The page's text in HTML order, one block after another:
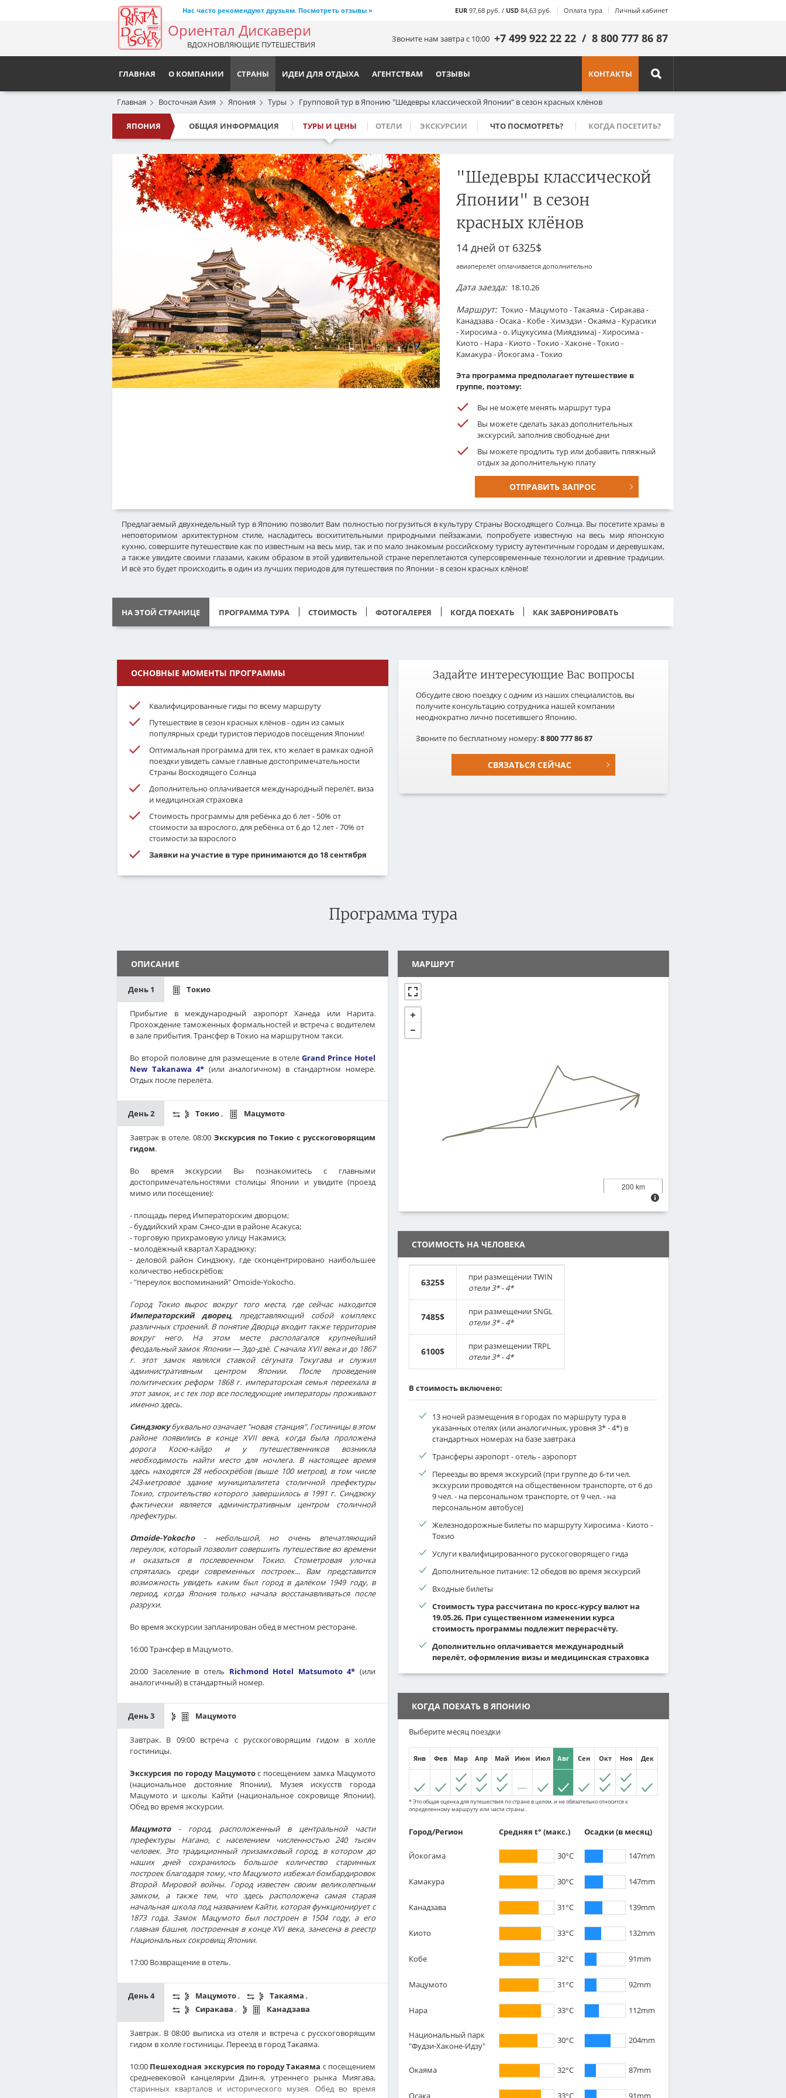
Главная Восточная Азия Япония Туры Групповой тур в Японию "Шедевры классической Японии" в сезон красных клёнов
ЯПОНИЯ ОБЩАЯ ИНФОРМАЦИЯ ТУРЫ И ЦЕНЫ ОТЕЛИ ЭКСКУРСИИ ЧТО ПОСМОТРЕТЬ? КОГДА ПОСЕТИТЬ?
"Шедевры классической
Японии" в сезон
красных клёнов
14 дней от 6325$
авиаперелёт оплачивается дополнительно
Дата заезда: 18.10.26
Маршрут: Токио - Мацумото - Такаяма - Сиракава -
Канадзава - Осака - Кобе - Химэдзи - Окаяма - Курасики
- Хиросима - о. Ицукусима (Миядзима) - Хиросима -
Киото - Нара - Киото - Токио - Хаконе - Токио -
Камакура - Йокогама - Токио
Эта программа предполагает путешествие в
группе, поэтому:
Вы не можете менять маршрут тура
Вы можете сделать заказ дополнительных
экскурсий, заполнив свободные дни
Вы можете продлить тур или добавить пляжный
отдых за дополнительную плату
ОТПРАВИТЬ ЗАПРОС
Предлагаемый двухнедельный тур в Японию позволит Вам полностью погрузиться в культуру Страны Восходящего Солнца. Вы посетите храмы в
неповторимом архитектурном стиле, насладитесь восхитительными природными пейзажами, попробуете известную на весь мир японскую
кухню, совершите путешествие как по известным на весь мир, так и по мало знакомым российскому туристу аутентичным городам и деревушкам,
а также увидите своими глазами, каким образом в этой удивительной стране переплетаются суперсовременные технологии и древние традиции.
И всё это будет происходить в один из лучших периодов для путешествия по Японии - в сезон красных клёнов!
НА ЭТОЙ СТРАНИЦЕ ПРОГРАММА ТУРА СТОИМОСТЬ ФОТОГАЛЕРЕЯ КОГДА ПОЕХАТЬ КАК ЗАБРОНИРОВАТЬ
ОСНОВНЫЕ МОМЕНТЫ ПРОГРАММЫ
Квалифицированные гиды по всему маршруту
Путешествие в сезон красных клёнов - один из самых
популярных среди туристов периодов посещения Японии!
Оптимальная программа для тех, кто желает в рамках одной
поездки увидеть самые главные достопримечательности
Страны Восходящего Солнца
Дополнительно оплачивается международный перелёт, виза
и медицинская страховка
Стоимость программы для ребёнка до 6 лет - 50% от
стоимости за взрослого, для ребёнка от 6 до 12 лет - 70% от
стоимости за взрослого
Заявки на участие в туре принимаются до 18 сентября
Задайте интересующие Вас вопросы
Обсудите свою поездку с одним из наших специалистов, вы
получите консультацию сотрудника нашей компании
неоднократно лично посетившего Японию.
Звоните по бесплатному номеру:8 800 777 86 87
СВЯЗАТЬСЯ СЕЙЧАС
Программа тура
ОПИСАНИЕ
День 1 Токио
Прибытие в международный аэропорт Ханеда или Нарита.
Прохождение таможенных формальностей и встреча с водителем
в зале прибытия. Трансфер в Токио на маршрутном такси.
Во второй половине для размещение в отеле Grand Prince Hotel
New Takanawa 4* (или аналогичном) в стандартном номере.
Отдых после перелёта.
День 2 Токио, Мацумото
Завтрак в отеле. 08:00 Экскурсия по Токио с русскоговорящим
гидом.
Во время экскурсии Вы познакомитесь с главными
достопримечательностями столицы Японии и увидите (проезд
мимо или посещение):
- площадь перед Императорским дворцом;
- буддийский храм Сэнсо-дзи в районе Асакуса;
- торговую прихрамовую улицу Накамисэ;
- молодёжный квартал Харадзюку;
- деловой район Синдзюку, где сконцентрировано наибольшее
количество небоскрёбов;
- "переулок воспоминаний" Omoide-Yokocho.
Город Токио вырос вокруг того места, где сейчас находится
Императорский дворец, представляющий собой комплекс
различных строений. В понятие Дворца входит также территория
вокруг него. На этом месте располагался крупнейший
феодальный замок Японии — Эдо-дзё. С начала XVII века и до 1867
г. этот замок являлся ставкой сёгуната Токугава и служил
административным центром Японии. После проведения
политических реформ 1868 г. императорская семья переехала в
этот замок, и с тех пор все последующие императоры проживают
именно здесь.
Синдзюкубуквально означает "новая станция". Гостиницы в этом
районе появились в конце XVII века, когда была проложена
дорога Косю-кайдо и у путешественников возникла
необходимость найти место для ночлега. В настоящее время
здесь находятся 28 небоскрёбов (выше 100 метров), в том числе
243-метровое здание муниципалитета столичной префектуры
Токио, строительство которого завершилось в 1991 г. Синдзюку
фактически является административным центром столичной
префектуры.
Omoide-Yokocho- небольшой, но очень впечатляющий
переулок, который позволит совершить путешествие во времени
и оказаться в послевоенном Токио. Стометровая улочка
спряталась среди современных построек... Вам представится
возможность увидеть каким был город в далёком 1949 году, в
период, когда Япония только начала восстанавливаться после
разрухи.
Во время экскурсии запланирован обед в местном ресторане.
16:00 Трансфер в Мацумото.
20:00 Заселение в отель Richmond Hotel Matsumoto 4* (или
аналогичный) в стандартный номер.
День 3 Мацумото
Завтрак. В 09:00 встреча с русскоговорящим гидом в холле
гостиницы.
Экскурсия по городу Мацумотос посещением замка Мацумото
(национальное достояние Японии), Музея искусств города
Мацумото и школы Кайти (национальное сокровище Японии).
Обед во время экскурсии.
Мацумото- город, расположенный в центральной части
префектуры Нагано, с населением численностью 240 тысяч
человек. Это традиционный призамковый город, в котором до
наших дней сохранилось большое количество старинных
построек благодаря тому, что Мацумото избежал бомбардировок
Второй Мировой войны. Город известен своим великолепным
замком, а также тем, что здесь расположена самая старая
начальная школа под названием Кайти, которая функционирует с
1873 года. Замок Мацумото был построен в 1504 году, а его
главная башня, построенная в конце XVI века, занесена в реестр
Национальных сокровищ Японии.
17:00 Возвращение в отель.
День 4 Мацумото, Такаяма ,
Сиракава , Канадзава
Завтрак. В 08:00 выписка из отеля и встреча с русскоговорящим
гидом в холле гостиницы. Переезд в город Такаяма.
10:00 Пешеходная экскурсия по городу Такаяма с посещением
средневековой канцелярии Дзин-я, утреннего рынка Миягава,
старинных кварталов и исторического музея. Обед во время
МАРШРУТ
200 km
СТОИМОСТЬ НА ЧЕЛОВЕКА
6325$
при размещении TWIN
отели 3* - 4*
7485$
при размещении SNGL
отели 3* - 4*
6100$
при размещении TRPL
отели 3* - 4*
В стоимость включено:
13 ночей размещения в городах по маршруту тура в
указанных отелях (или аналогичных, уровня 3* - 4*) в
стандартных номерах на базе завтрака
Трансферы аэропорт - отель - аэропорт
Переезды во время экскурсий (при группе до 6-ти чел.
экскурсии проводятся на общественном транспорте, от 6 до
9 чел. - на персональном транспорте, от 9 чел. - на
персональном автобусе)
Железнодорожные билеты по маршруту Хиросима - Киото -
Токио
Услуги квалифицированного русскоговорящего гида
Дополнительное питание: 12 обедов во время экскурсий
Входные билеты
Стоимость тура рассчитана по кросс-курсу валют на
19.05.26. При существенном изменении курса
стоимость программы подлежит перерасчёту.
Дополнительно оплачивается международный
перелёт, оформление визы и медицинская страховка
КОГДА ПОЕХАТЬ В ЯПОНИЮ
Выберите месяц поездки
Янв Фев Мар Апр Май Июн Июл Авг Сен Окт Ноя Дек
* Это общая оценка для путешествия по стране в целом, и не обязательно относится к
определенному маршруту или части страны .
Город/Регион Средняя t° (макс.) Осадки(в месяц)
Йокогама 30°C 147mm
Камакура 30°C 147mm
Канадзава 31°C 139mm
Киото 33°C 132mm
Кобе 32°C 91mm
Мацумото 31°C 92mm
Нара 33°C 112mm
Национальный парк
"Фудзи-Хаконе-Идзу"
30°C 204mm
Окаяма 32°C 87mm
Осака 33°C 91mm
Нас часто рекомендуют друзьям. Посмотреть отзывы » EUR97,68 руб. / USD84,63 руб. Оплата тура Личный кабинет
Ориентал Дискавери
ВДОХНОВЛЯЮЩИЕ ПУТЕШЕСТВИЯ 8 800 777 86 87
/
+7 499 922 22 22
Звоните нам завтра с 10:00
ГЛАВНАЯ О КОМПАНИИ СТРАНЫ
Регионы
Африка
Ближний Восток
Восточная Азия
Европа
Карибский бассейн
Острова Индийского Океана
Центральная Америка
Юго-Восточная Азия
Южный Кавказ
Аргентина
Бирма
Бразилия
Бутан
Гонконг
Индия
Индонезия
Исландия
Италия
Кения
Мадагаскар
Мальдивы
Мексика
Монголия
Намибия
Перу
Сейшелы
Танзания
Франция
Посмотреть все наши направления
Карта мира по регионам и полный список стран для путешествий ›
ИДЕИ ДЛЯ ОТДЫХА АГЕНТСТВАМ ОТЗЫВЫ КОНТАКТЫ